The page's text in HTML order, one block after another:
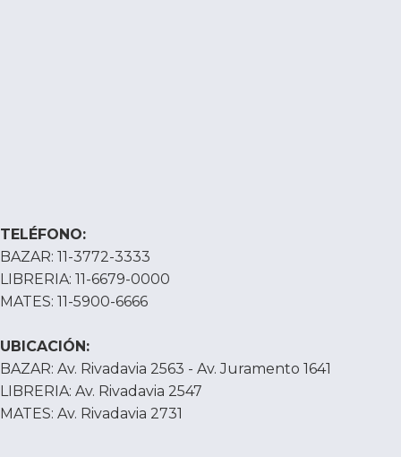
TELÉFONO:
BAZAR: 11-3772-3333
LIBRERIA: 11-6679-0000
MATES: 11-5900-6666
UBICACIÓN:
BAZAR: Av. Rivadavia 2563 - Av. Juramento 1641
LIBRERIA: Av. Rivadavia 2547
MATES: Av. Rivadavia 2731